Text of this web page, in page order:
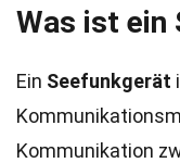
Was ist ein
Ein Seefunkgerät
Kommunikation